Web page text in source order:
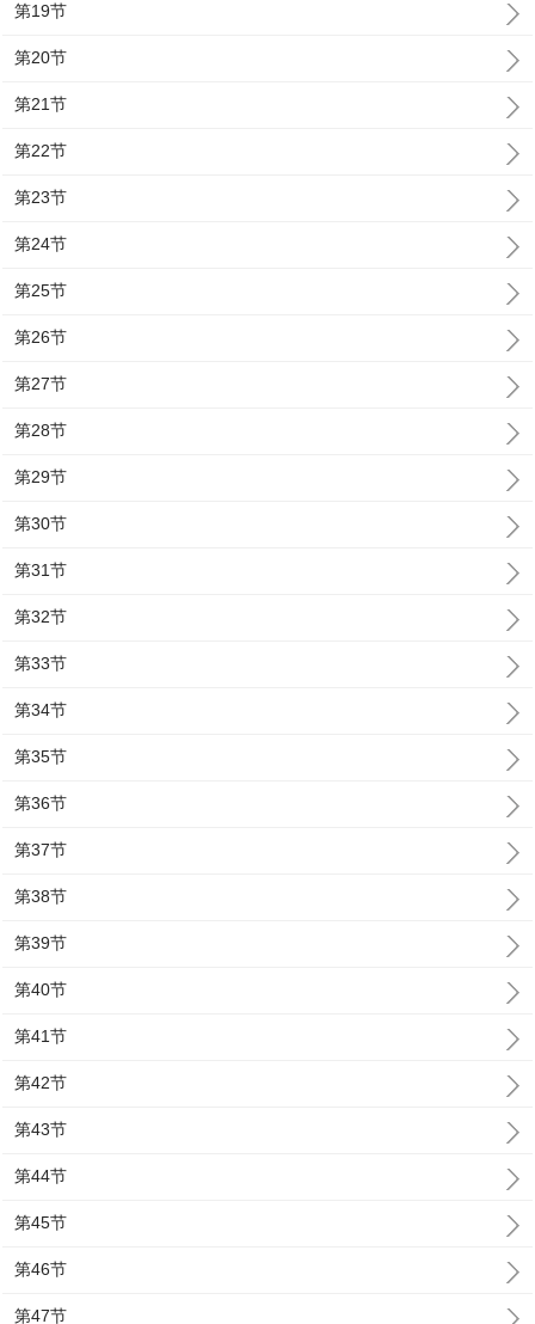
第19节
第20节
第21节
第22节
第23节
第24节
第25节
第26节
第27节
第28节
第29节
第30节
第31节
第32节
第33节
第34节
第35节
第36节
第37节
第38节
第39节
第40节
第41节
第42节
第43节
第44节
第45节
第46节
第47节